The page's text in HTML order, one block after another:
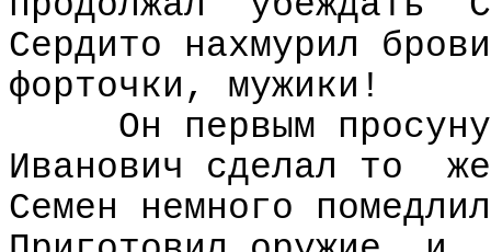
Сердито нахмурил
форточки, мужики!
Он первым
Иванович сделал то
же
Семен немного